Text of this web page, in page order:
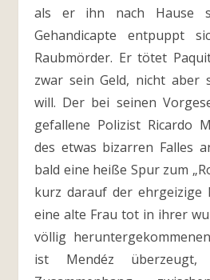
als er ihn nach Hause
Gehandicapte entpuppt
Raubmörder. Er tötet
zwar sein Geld, nicht aber
will. Der bei seinen
gefallene Polizist Ricardo
des etwas bizarren Falles
bald eine heiße Spur zum
kurz darauf der ehrgeizige
eine alte Frau tot in ihrer
völlig
ist Mendéz